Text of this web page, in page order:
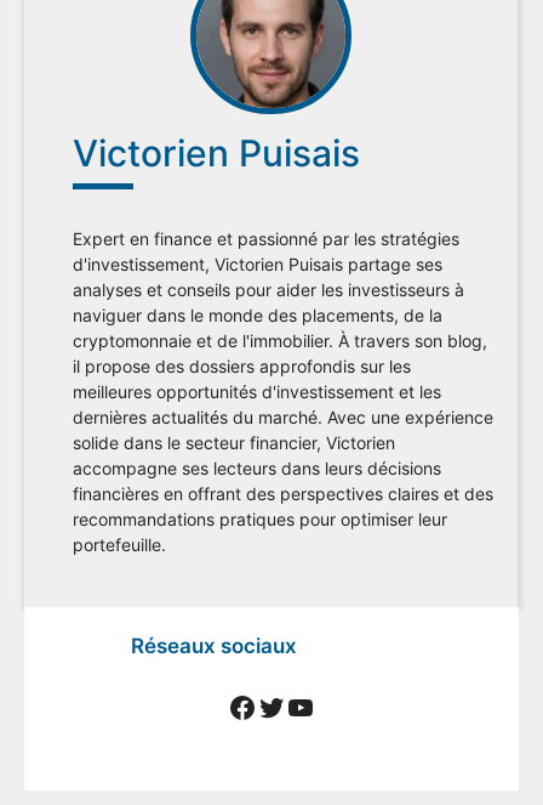
Victorien Puisais
Expert en finance et passionné par les stratégies
d'investissement, Victorien Puisais partage ses
analyses et conseils pour aider les investisseurs à
naviguer dans le monde des placements, de la
cryptomonnaie et de l'immobilier. À travers son blog,
il propose des dossiers approfondis sur les
meilleures opportunités d'investissement et les
dernières actualités du marché. Avec une expérience
solide dans le secteur financier, Victorien
accompagne ses lecteurs dans leurs décisions
financières en offrant des perspectives claires et des
recommandations pratiques pour optimiser leur
portefeuille.
Réseaux sociaux
Facebook
Twitter
YouTube